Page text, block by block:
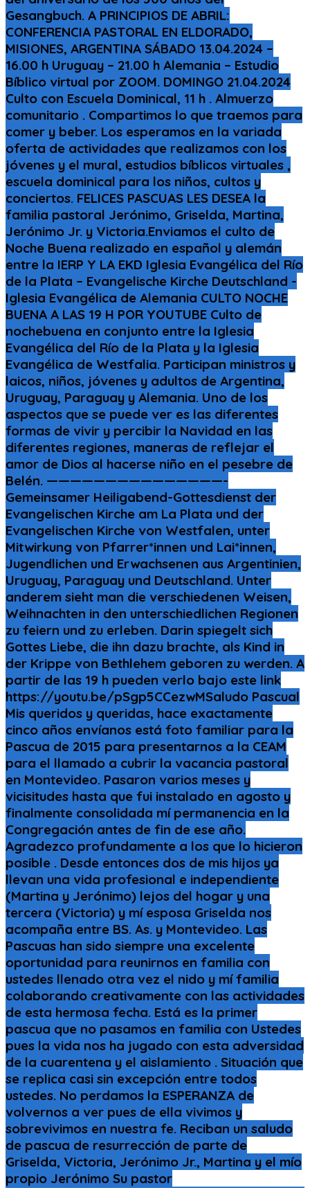
Gesangbuch. A PRINCIPIOS DE ABRIL:
CONFERENCIA PASTORAL EN ELDORADO,
MISIONES, ARGENTINA SÁBADO 13.04.2024 –
16.00 h Uruguay – 21.00 h Alemania – Estudio
Bíblico virtual por ZOOM. DOMINGO 21.04.2024
Culto con Escuela Dominical, 11 h . Almuerzo
comunitario . Compartimos lo que traemos para
comer y beber. Los esperamos en la variada
oferta de actividades que realizamos con los
jóvenes y el mural, estudios bíblicos virtuales ,
escuela dominical para los niños, cultos y
conciertos. FELICES PASCUAS LES DESEA la
familia pastoral Jerónimo, Griselda, Martina,
Jerónimo Jr. y Victoria.Enviamos el culto de
Noche Buena realizado en español y alemán
entre la IERP Y LA EKD Iglesia Evangélica del Río
de la Plata – Evangelische Kirche Deutschland -
Iglesia Evangélica de Alemania CULTO NOCHE
BUENA A LAS 19 H POR YOUTUBE Culto de
nochebuena en conjunto entre la Iglesia
Evangélica del Río de la Plata y la Iglesia
Evangélica de Westfalia. Participan ministros y
laicos, niños, jóvenes y adultos de Argentina,
Uruguay, Paraguay y Alemania. Uno de los
aspectos que se puede ver es las diferentes
formas de vivir y percibir la Navidad en las
diferentes regiones, maneras de reflejar el
amor de Dios al hacerse niño en el pesebre de
Belén. ———————————————-
Gemeinsamer Heiligabend-Gottesdienst der
Evangelischen Kirche am La Plata und der
Evangelischen Kirche von Westfalen, unter
Mitwirkung von Pfarrer*innen und Lai*innen,
Jugendlichen und Erwachsenen aus Argentinien,
Uruguay, Paraguay und Deutschland. Unter
anderem sieht man die verschiedenen Weisen,
Weihnachten in den unterschiedlichen Regionen
zu feiern und zu erleben. Darin spiegelt sich
Gottes Liebe, die ihn dazu brachte, als Kind in
der Krippe von Bethlehem geboren zu werden. A
partir de las 19 h pueden verlo bajo este link
https://youtu.be/pSgp5CCezwMSaludo Pascual
Mis queridos y queridas, hace exactamente
cinco años envíanos está foto familiar para la
Pascua de 2015 para presentarnos a la CEAM
para el llamado a cubrir la vacancia pastoral
en Montevideo. Pasaron varios meses y
vicisitudes hasta que fui instalado en agosto y
finalmente consolidada mí permanencia en la
Congregación antes de fin de ese año.
Agradezco profundamente a los que lo hicieron
posible . Desde entonces dos de mis hijos ya
llevan una vida profesional e independiente
(Martina y Jerónimo) lejos del hogar y una
tercera (Victoria) y mí esposa Griselda nos
acompaña entre BS. As. y Montevideo. Las
Pascuas han sido siempre una excelente
oportunidad para reunirnos en familia con
ustedes llenado otra vez el nido y mí familia
colaborando creativamente con las actividades
de esta hermosa fecha. Está es la primer
pascua que no pasamos en familia con Ustedes
pues la vida nos ha jugado con esta adversidad
de la cuarentena y el aislamiento . Situación que
se replica casi sin excepción entre todos
ustedes. No perdamos la ESPERANZA de
volvernos a ver pues de ella vivimos y
sobrevivimos en nuestra fe. Reciban un saludo
de pascua de resurrección de parte de
Griselda, Victoria, Jerónimo Jr., Martina y el mío
propio Jerónimo Su pastor